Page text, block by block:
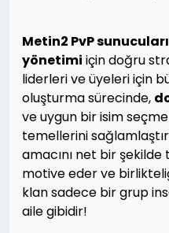
Metin2 PvP
yönetimi için doğru
liderleri ve üyeleri için
oluşturma sürecinde,
ve uygun bir isim
temellerini
amacını net bir
motive eder ve
klan sadece bir grup
aile gibidir!